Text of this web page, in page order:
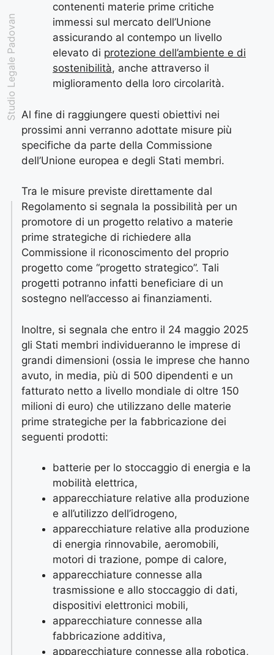
Studio Legale Padovan
contenenti materie prime critiche
immessi sul mercato dell’Unione
assicurando al contempo un livello
elevato di protezione dell’ambiente e di
sostenibilità, anche attraverso il
miglioramento della loro circolarità.
Al fine di raggiungere questi obiettivi nei
prossimi anni verranno adottate misure più
specifiche da parte della Commissione
dell’Unione europea e degli Stati membri.
Tra le misure previste direttamente dal
Regolamento si segnala la possibilità per un
promotore di un progetto relativo a materie
prime strategiche di richiedere alla
Commissione il riconoscimento del proprio
progetto come “progetto strategico”. Tali
progetti potranno infatti beneficiare di un
sostegno nell’accesso ai finanziamenti.
Inoltre, si segnala che entro il 24 maggio 2025
gli Stati membri individueranno le imprese di
grandi dimensioni (ossia le imprese che hanno
avuto, in media, più di 500 dipendenti e un
fatturato netto a livello mondiale di oltre 150
milioni di euro) che utilizzano delle materie
prime strategiche per la fabbricazione dei
seguenti prodotti:
batterie per lo stoccaggio di energia e la
mobilità elettrica,
apparecchiature relative alla produzione
e all’utilizzo dell’idrogeno,
apparecchiature relative alla produzione
di energia rinnovabile, aeromobili,
motori di trazione, pompe di calore,
apparecchiature connesse alla
trasmissione e allo stoccaggio di dati,
dispositivi elettronici mobili,
apparecchiature connesse alla
fabbricazione additiva,
apparecchiature connesse alla robotica,